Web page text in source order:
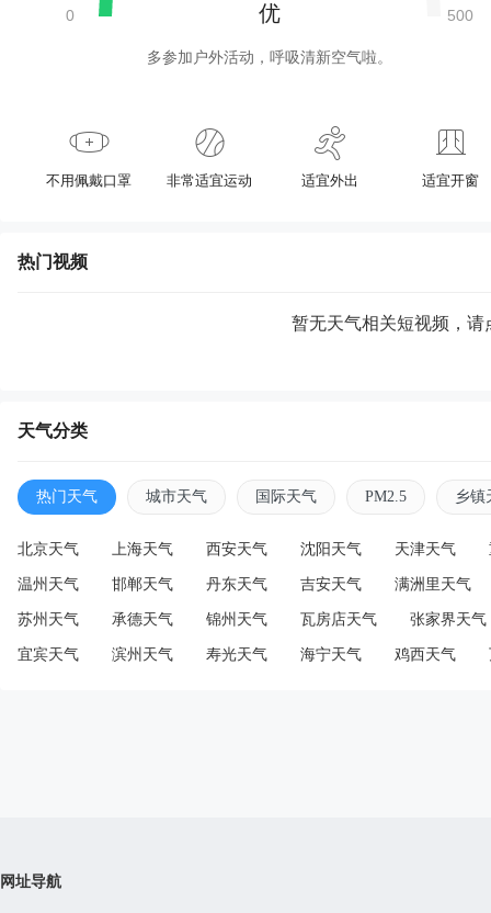
优
多参加户外活动，呼吸清新空气啦。
不用佩戴口罩 非常适宜运动 适宜外出 适宜开窗
热门视频
暂无天气相关短视频，请
天气分类
热门天气 城市天气 国际天气 PM2.5 乡镇
北京天气 上海天气 西安天气 沈阳天气 天津天气
温州天气 邯郸天气 丹东天气 吉安天气 满洲里天气
苏州天气 承德天气 锦州天气 瓦房店天气 张家界天气
宜宾天气 滨州天气 寿光天气 海宁天气 鸡西天气
网址导航